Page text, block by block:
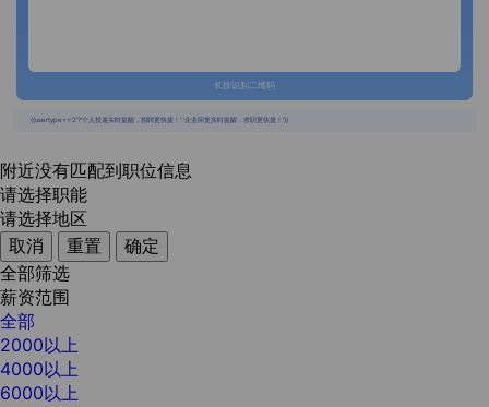
长按识别二维码
{{usertype=='2'?'个人投递实时提醒，招聘更快捷！':'企业回复实时提醒，求职更快捷！'}}
附近没有匹配到职位信息
请选择职能
请选择地区
取消
重置
确定
全部筛选
薪资范围
全部
2000以上
4000以上
6000以上